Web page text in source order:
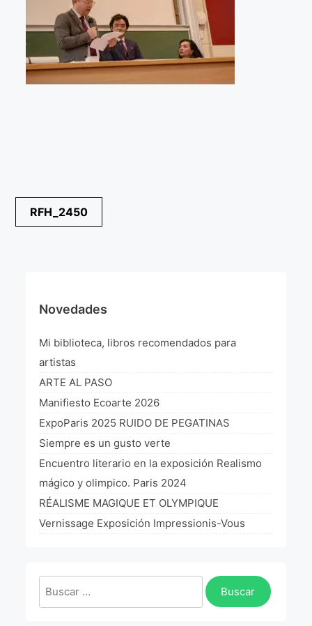
Qué dicen de nosotros?
Aviso legal
Política de cookies
«Impressionnis-vous» Paris 2023
¡VIVE Molière! Un hommage latino-américain à
La Formule de l’art París 2020
L’art Latino-américain à Paris 2019
Reflecting Source. NY 2019
«Sincronías con sentido» Bogotá Colombia 2019
«Huellas trashumantes» New York 2018
Commissaire D’exposition
La Fórmula Científica Del Arte
Navegación
de
RFH_2450
Novedades
Mi biblioteca, libros recomendados para
artistas
ARTE AL PASO
Manifiesto Ecoarte 2026
ExpoParis 2025 RUIDO DE PEGATINAS
Siempre es un gusto verte
Encuentro literario en la exposición Realismo
mágico y olimpico. Paris 2024
RÉALISME MAGIQUE ET OLYMPIQUE
Vernissage Exposición Impressionis-Vous
Buscar: